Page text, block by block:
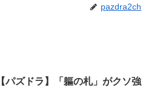
pazdra2ch
【パズドラ】「軀の札」がクソ強